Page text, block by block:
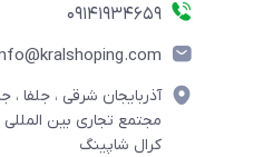
09141934659
آذربایجان شرقی ، جلفا
مجتمع تجاری بین
کرال شاپینگ